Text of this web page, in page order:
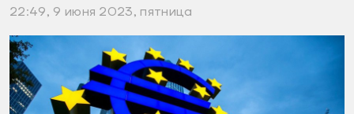
22:49, 9 июня 2023, пятница